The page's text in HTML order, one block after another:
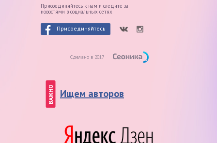
Присоединяйтесь к нам и следите за
новостями в социальных сетях
Присоединяйтесь
Сделано в 2017
ВАЖНО Ищем авторов